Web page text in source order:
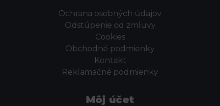
Ochrana osobných údajov
Odstúpenie od zmluvy
Cookies
Obchodné podmienky
Kontakt
Reklamačné podmienky
Môj účet